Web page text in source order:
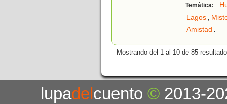
Temática:
Lagos,
Amistad .
Mostrando del 1 al 10 de 85
lupadelcuento© 2013-